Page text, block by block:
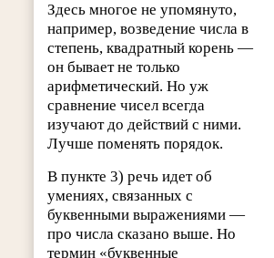
Здесь многое не упомянуто,
например, возведение числа в
степень, квадратный корень —
он бывает не только
арифметический. Но уж
сравнение чисел всегда
изучают до действий с ними.
Лучше поменять порядок.
В пункте 3) речь идет об
умениях, связанных с
буквенными выражениями —
про числа сказано выше. Но
термин «буквенные